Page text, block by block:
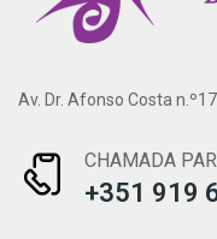
Av. Dr. Afonso Costa
CHAMADA
+351 919